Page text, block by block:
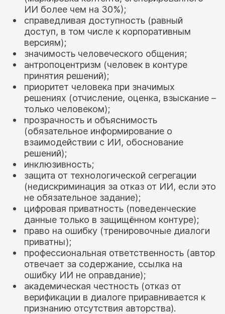
ИИ более чем на 30%);
справедливая доступность (равный
доступ, в том числе к корпоративным
версиям);
значимость человеческого общения;
антропоцентризм (человек в контуре
принятия решений);
приоритет человека при значимых
решениях (отчисление, оценка, взыскание –
только человеком);
прозрачность и объяснимость
(обязательное информирование о
взаимодействии с ИИ, обоснование
решений);
инклюзивность;
защита от технологической сегрегации
(недискриминация за отказ от ИИ, если это
не обязательное задание);
цифровая приватность (поведенческие
данные только в защищённом контуре);
право на ошибку (тренировочные диалоги
приватны);
профессиональная ответственность (автор
отвечает за содержание, ссылка на
ошибку ИИ не оправдание);
академическая честность (отказ от
верификации в диалоге приравнивается к
признанию отсутствия авторства).